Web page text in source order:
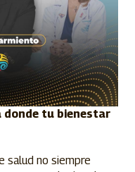
donde tu bienestar
salud no siempre